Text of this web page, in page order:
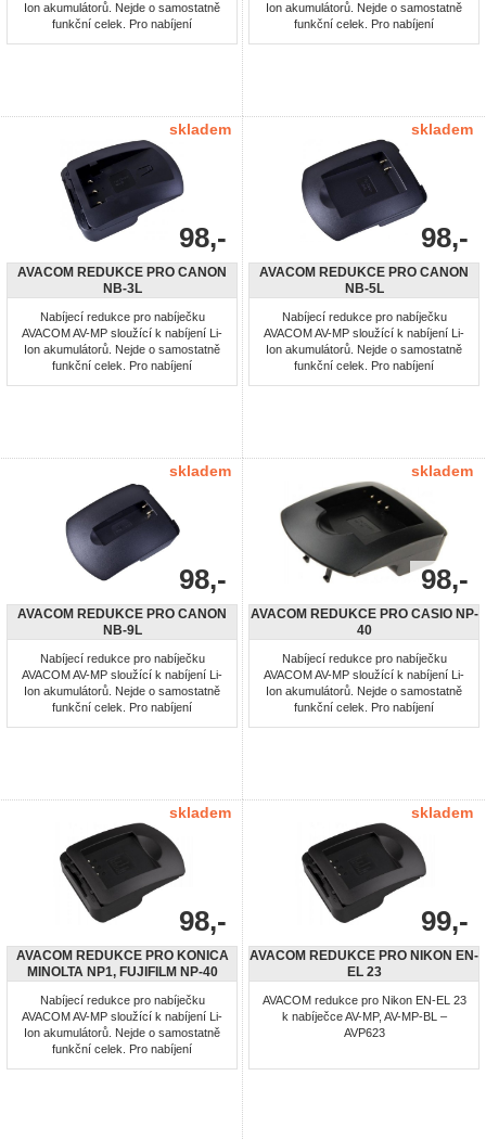
Ion akumulátorů. Nejde o samostatně
funkční celek. Pro nabíjení
Ion akumulátorů. Nejde o samostatně
funkční celek. Pro nabíjení
skladem
98,-
AVACOM REDUKCE PRO CANON
NB-3L
Nabíjecí redukce pro nabíječku
AVACOM AV-MP sloužící k nabíjení Li-
Ion akumulátorů. Nejde o samostatně
funkční celek. Pro nabíjení
skladem
98,-
AVACOM REDUKCE PRO CANON
NB-5L
Nabíjecí redukce pro nabíječku
AVACOM AV-MP sloužící k nabíjení Li-
Ion akumulátorů. Nejde o samostatně
funkční celek. Pro nabíjení
skladem
98,-
AVACOM REDUKCE PRO CANON
NB-9L
Nabíjecí redukce pro nabíječku
AVACOM AV-MP sloužící k nabíjení Li-
Ion akumulátorů. Nejde o samostatně
funkční celek. Pro nabíjení
skladem
98,-
AVACOM REDUKCE PRO CASIO NP-
40
Nabíjecí redukce pro nabíječku
AVACOM AV-MP sloužící k nabíjení Li-
Ion akumulátorů. Nejde o samostatně
funkční celek. Pro nabíjení
skladem
98,-
AVACOM REDUKCE PRO KONICA
MINOLTA NP1, FUJIFILM NP-40
Nabíjecí redukce pro nabíječku
AVACOM AV-MP sloužící k nabíjení Li-
Ion akumulátorů. Nejde o samostatně
funkční celek. Pro nabíjení
skladem
99,-
AVACOM REDUKCE PRO NIKON EN-
EL 23
AVACOM redukce pro Nikon EN-EL 23
k nabíječce AV-MP, AV-MP-BL –
AVP623